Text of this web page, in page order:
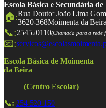
Escola Básica e Secundária
🏠:Rua Doutor João Lima
3620-368Moimenta da Beira
📞:254520110(Chamada para a rede
📧:
Escola Básica de Moimenta
da Beira
(Centro Escolar)
📞: 254 520 150